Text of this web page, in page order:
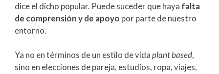
dice el dicho popular. Puede suceder que haya falta
de comprensión y de apoyo por parte de nuestro
entorno.
Ya no en términos de un estilo de vidaplant based,
sino en elecciones de pareja, estudios, ropa, viajes,